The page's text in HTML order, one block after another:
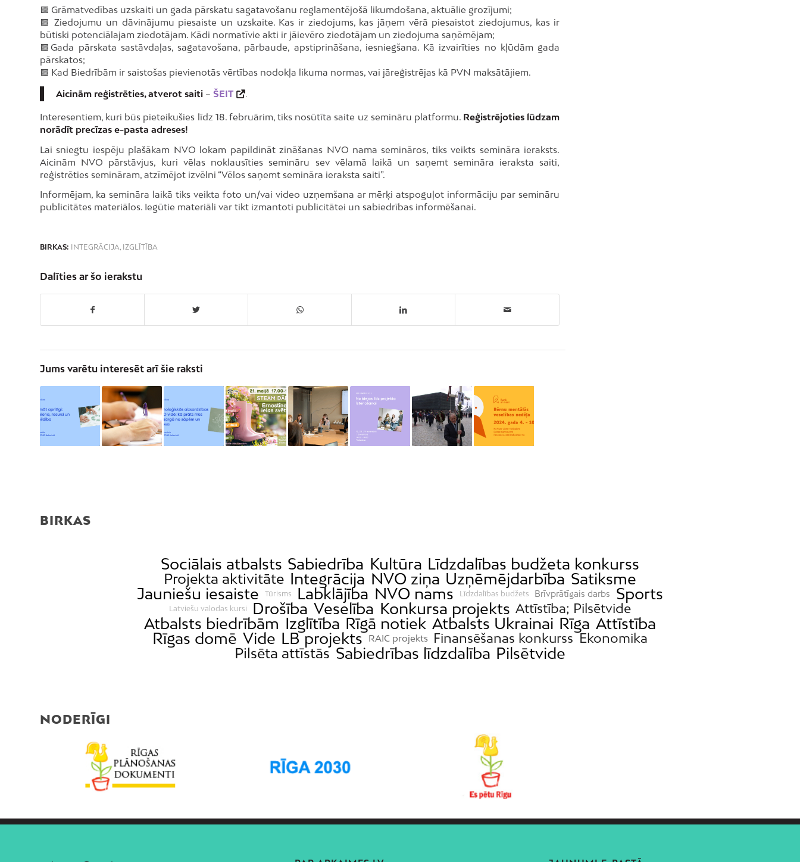
🟪 Grāmatvedības uzskaiti un gada pārskatu sagatavošanu reglamentējošā likumdošana, aktuālie grozījumi;
🟪 Ziedojumu un dāvinājumu piesaiste un uzskaite. Kas ir ziedojums, kas jāņem vērā piesaistot ziedojumus, kas ir
būtiski potenciālajam ziedotājam. Kādi normatīvie akti ir jāievēro ziedotājam un ziedojuma saņēmējam;
🟪Gada pārskata sastāvdaļas, sagatavošana, pārbaude, apstiprināšana, iesniegšana. Kā izvairīties no kļūdām gada
pārskatos;
🟪 Kad Biedrībām ir saistošas pievienotās vērtības nodokļa likuma normas, vai jāreģistrējas kā PVN maksātājiem.
Aicinām reģistrēties, atverot saiti – ŠEIT .
Interesentiem, kuri būs pieteikušies līdz 18. februārim, tiks nosūtīta saite uz semināru platformu. Reģistrējoties lūdzam
norādīt precīzas e-pasta adreses!
Lai sniegtu iespēju plašākam NVO lokam papildināt zināšanas NVO nama semināros, tiks veikts semināra ieraksts.
Aicinām NVO pārstāvjus, kuri vēlas noklausīties semināru sev vēlamā laikā un saņemt semināra ieraksta saiti,
reģistrēties semināram, atzīmējot izvēlni “Vēlos saņemt semināra ieraksta saiti”.
Informējam, ka semināra laikā tiks veikta foto un/vai video uzņemšana ar mērķi atspoguļot informāciju par semināru
publicitātes materiālos. Iegūtie materiāli var tikt izmantoti publicitātei un sabiedrības informēšanai.
BIRKAS: INTEGRĀCIJA, IZGLĪTĪBA
Dalīties ar šo ierakstu
Jums varētu interesēt arī šie raksti
BIRKAS
Sociālais atbalsts Sabiedrība Kultūra Līdzdalības budžeta konkurss
Projekta aktivitāte Integrācija NVO ziņa Uzņēmējdarbība Satiksme
Jauniešu iesaiste
Tūrisms Labklājība NVO nams Līdzdalības budžets Brīvprātīgais darbs Sports
Latviešu valodas kursi Drošība Veselība Konkursa projekts Attīstība; Pilsētvide
Atbalsts biedrībām Izglītība Rīgā notiek Atbalsts Ukrainai Rīga Attīstība
Rīgas domē Vide LB projekts RAIC projekts Finansēšanas konkurss Ekonomika
Pilsēta attīstās Sabiedrības līdzdalība Pilsētvide
NODERĪGI